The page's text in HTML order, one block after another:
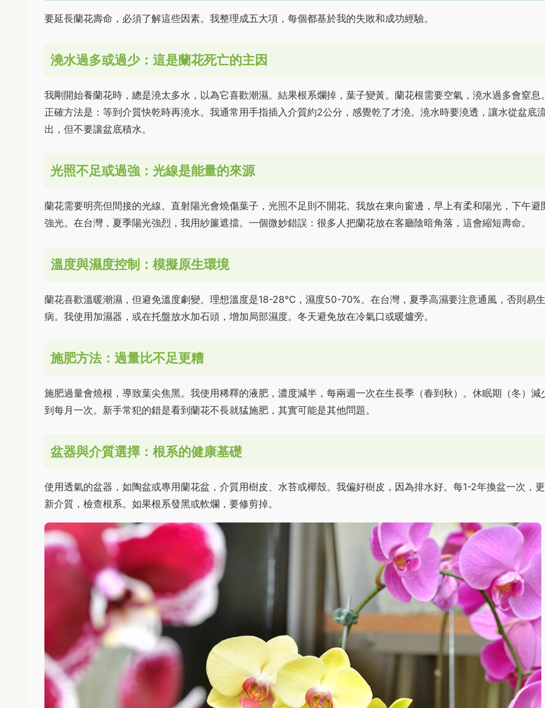
要延長蘭花壽命，必須了解這些因素。我整理成五大項，每個都基於我的失敗和成功經驗。
澆水過多或過少：這是蘭花死亡的主因
我剛開始養蘭花時，總是澆太多水，以為它喜歡潮濕。結果根系爛掉，葉子變黃。蘭花根需要空氣，澆水過多會窒息
正確方法是：等到介質快乾時再澆水。我通常用手指插入介質約2公分，感覺乾了才澆。澆水時要澆透，讓水從盆底
出，但不要讓盆底積水。
光照不足或過強：光線是能量的來源
蘭花需要明亮但間接的光線。直射陽光會燒傷葉子，光照不足則不開花。我放在東向窗邊，早上有柔和陽光，下午避
強光。在台灣，夏季陽光強烈，我用紗簾遮擋。一個微妙錯誤：很多人把蘭花放在客廳陰暗角落，這會縮短壽命。
溫度與濕度控制：模擬原生環境
蘭花喜歡溫暖潮濕，但避免溫度劇變。理想溫度是18-28°C，濕度50-70%。在台灣，夏季高濕要注意通風，否則易生
病。我使用加濕器，或在托盤放水加石頭，增加局部濕度。冬天避免放在冷氣口或暖爐旁。
施肥方法：過量比不足更糟
施肥過量會燒根，導致葉尖焦黑。我使用稀釋的液肥，濃度減半，每兩週一次在生長季（春到秋）。休眠期（冬）減
到每月一次。新手常犯的錯是看到蘭花不長就猛施肥，其實可能是其他問題。
盆器與介質選擇：根系的健康基礎
使用透氣的盆器，如陶盆或專用蘭花盆，介質用樹皮、水苔或椰殼。我偏好樹皮，因為排水好。每1-2年換盆一次，更
新介質，檢查根系。如果根系發黑或軟爛，要修剪掉。